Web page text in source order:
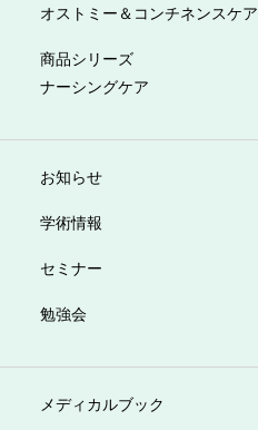
オストミー＆コンチネンスケア
商品シリーズ
ナーシングケア
お知らせ
学術情報
セミナー
勉強会
メディカルブック